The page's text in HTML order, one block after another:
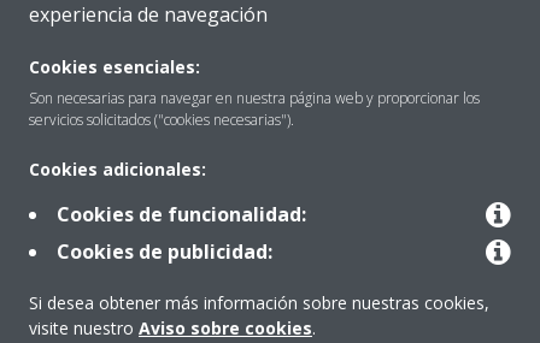
Quiénes somos
Nuestros Productos
experiencia de navegación
Cookies esenciales:
Son necesarias para navegar en nuestra página web y proporcionar los
servicios solicitados ("cookies necesarias").
Cookies adicionales:
Cookies de funcionalidad:
Cookies de publicidad:
Si desea obtener más información sobre nuestras cookies,
visite nuestro Aviso sobre cookies.